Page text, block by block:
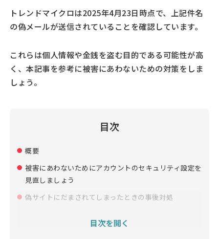
トレンドマイクロは2025年4月23日時点で、上記件名
の偽メールが送信されていることを確認しています。
これらは個人情報や金銭を盗む目的である可能性が高
く、本記事を参考に被害にあわないための対策をしま
しょう。
目次
概要
被害にあわないためにアカウントのセキュリティ設定を
見直しましょう
偽サイトにだまされてしまったときの事後対処
目次を開く